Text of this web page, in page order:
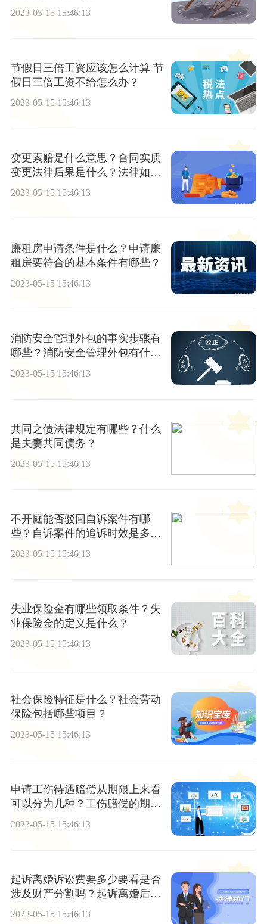
2023-05-15 15:46:13
节假日三倍工资应该怎么计算 节
假日三倍工资不给怎么办？
2023-05-15 15:46:13
变更索赔是什么意思？合同实质
变更法律后果是什么？法律如何
规定的？
2023-05-15 15:46:13
廉租房申请条件是什么？申请廉
租房要符合的基本条件有哪些？
2023-05-15 15:46:13
消防安全管理外包的事实步骤有
哪些？消防安全管理外包有什么
优势？
2023-05-15 15:46:13
共同之债法律规定有哪些？什么
是夫妻共同债务？
2023-05-15 15:46:13
不开庭能否驳回自诉案件有哪
些？自诉案件的追诉时效是多
2023-05-15 15:46:13
失业保险金有哪些领取条件？失
业保险金的定义是什么？
2023-05-15 15:46:13
社会保险特征是什么？社会劳动
保险包括哪些项目？
2023-05-15 15:46:13
申请工伤待遇赔偿从期限上来看
可以分为几种？工伤赔偿的期限
是多久？
2023-05-15 15:46:13
起诉离婚诉讼费要多少要看是否
涉及财产分割吗？起诉离婚后多
长时间开庭？
2023-05-15 15:46:13